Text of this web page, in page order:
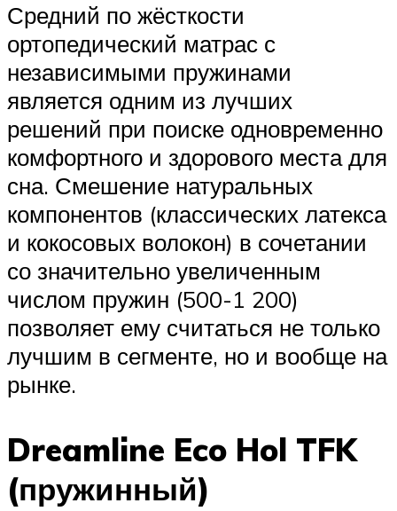
Средний по жёсткости
ортопедический матрас с
независимыми пружинами
является одним из лучших
решений при поиске одновременно
комфортного и здорового места для
сна. Смешение натуральных
компонентов (классических латекса
и кокосовых волокон) в сочетании
со значительно увеличенным
числом пружин (500-1 200)
позволяет ему считаться не только
лучшим в сегменте, но и вообще на
рынке.
Dreamline Eco Hol TFK
(пружинный)